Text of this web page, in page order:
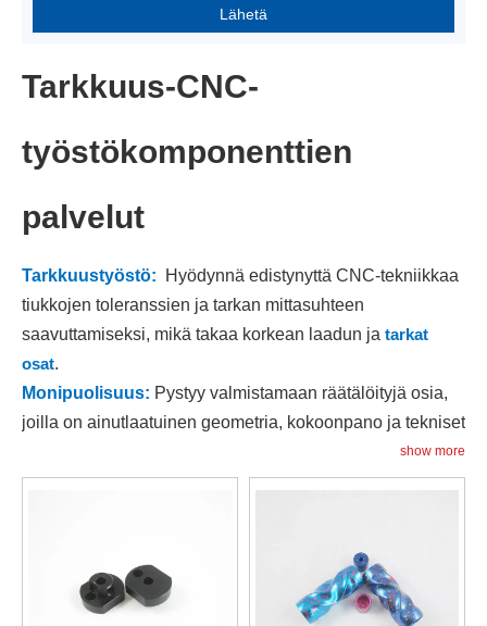
Lähetä
Tarkkuus-CNC-
työstökomponenttien
palvelut
Tarkkuustyöstö:
Hyödynnä edistynyttä CNC-tekniikkaa
tiukkojen toleranssien ja tarkan mittasuhteen
saavuttamiseksi, mikä takaa korkean laadun ja tarkat
osat.
Monipuolisuus: Pystyy valmistamaan räätälöityjä osia,
joilla on ainutlaatuinen geometria, kokoonpano ja tekniset
tiedot, jotka täyttävät erityiset suunnitteluvaatimukset.
Joustavuus:Tarjoaa mahdollisuuden työskennellä
sovellustarpeet.
Tehokkuus:Automatisoidut prosessit ja optimoidut
show more